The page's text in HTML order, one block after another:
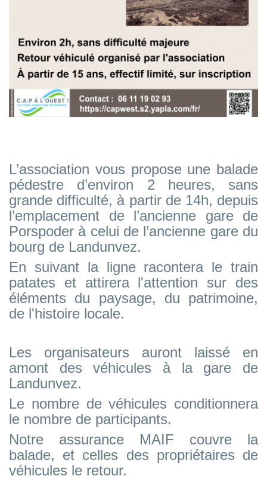
L’association vous propose une balade
pédestre d’environ 2 heures, sans
grande difficulté, à partir de 14h, depuis
l’emplacement de l’ancienne gare de
Porspoder à celui de l’ancienne gare du
bourg de Landunvez.
En suivant la ligne racontera le train
patates et attirera l'attention sur des
éléments du paysage, du patrimoine,
de l'histoire locale.
Les organisateurs auront laissé en
amont des véhicules à la gare de
Landunvez.
Le nombre de véhicules conditionnera
le nombre de participants.
Notre assurance MAIF couvre la
balade, et celles des propriétaires de
véhicules le retour.